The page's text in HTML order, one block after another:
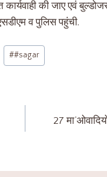
की जाए एवं
व पुलिस पहुंची.
##sagar
27